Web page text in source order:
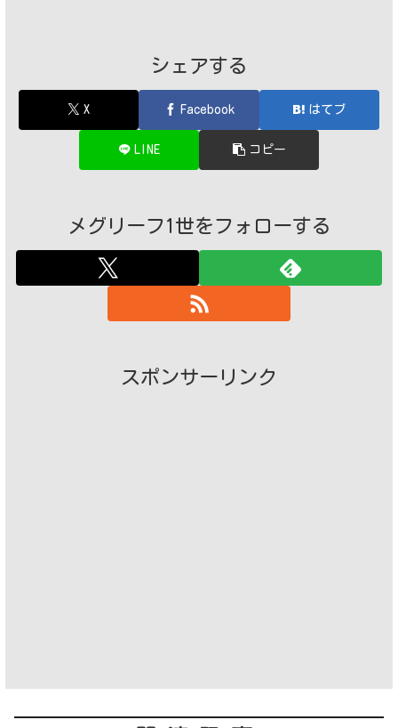
シェアする
X Facebook はてブ
LINE コピー
メグリーフ1世をフォローする
スポンサーリンク